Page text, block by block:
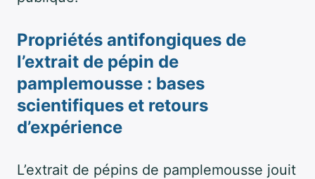
Propriétés antifongiques de
l’extrait de pépin de
pamplemousse : bases
scientifiques et retours
d’expérience
L’extrait de pépins de pamplemousse jouit